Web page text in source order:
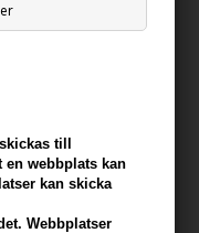
till
en webbplats kan
kan skicka
Webbplatser